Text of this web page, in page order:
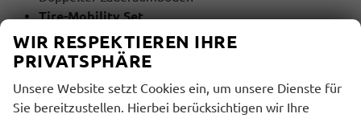
Tire-Mobility Set
Motorhaube in schwarz
Bordcomputer
Radio
WIR RESPEKTIEREN IHRE
PRIVATSPHÄRE
Unsere Website setzt Cookies ein, um unsere Dienste für
Sie bereitzustellen. Hierbei berücksichtigen wir Ihre